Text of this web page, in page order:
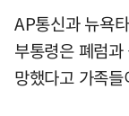
AP통신과 뉴욕
부통령은 폐럼
망했다고 가족